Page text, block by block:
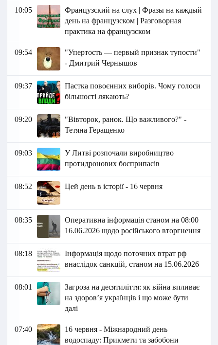
10:05
Французский на слух | Фразы на каждый
день на французском | Разговорная
практика на французском
09:54
"Упертость — первый признак тупости"
- Дмитрий Чернышов
09:37
Пастка повоєнних виборів. Чому голоси
більшості лякають?
09:20
"Вівторок, ранок. Що важливого?" -
Тетяна Геращенко
09:03
У Литві розпочали виробництво
протидронових боєприпасів
08:52 Цей день в історії - 16 червня
08:35
Оперативна інформація станом на 08:00
16.06.2026 щодо російського вторгнення
08:18
Інформація щодо поточних втрат рф
внаслідок санкцій, станом на 15.06.2026​
08:01
Загроза на десятиліття: як війна впливає
на здоров’я українців і що може бути
далі
07:40
16 червня - Міжнародний день
водоспаду: Прикмети та забобони